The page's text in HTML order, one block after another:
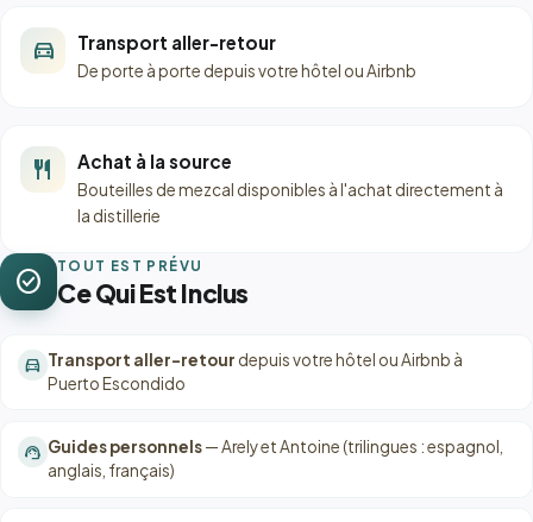
directions_car Transport aller-retour
De porte à porte depuis votre hôtel ou Airbnb
restaurant Achat à la source
Bouteilles de mezcal disponibles à l'achat directement à
la distillerie
check_circle TOUT EST PRÉVU
Ce Qui Est Inclus
directions_car Transport aller-retour depuis votre hôtel ou Airbnb à
Puerto Escondido
support_agent Guides personnels— Arely et Antoine (trilingues : espagnol,
anglais, français)